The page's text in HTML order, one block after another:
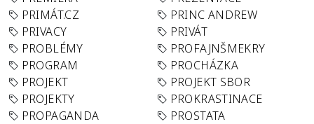
PRIMÁT.CZ
PRINC ANDREW
PRIVACY
PRIVÁT
PROBLÉMY
PROFAJNŠMEKRY
PROGRAM
PROCHÁZKA
PROJEKT
PROJEKT SBOR
PROJEKTY
PROKRASTINACE
PROPAGANDA
PROSTATA